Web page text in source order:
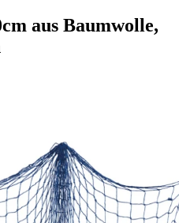
aus Baumwolle,